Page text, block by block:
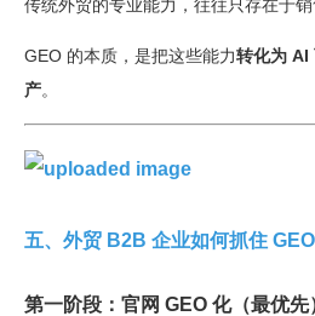
传统外贸的专业能力，往往只存在于销
GEO 的本质，是把这些能力转化为 AI
产。
五、外贸 B2B 企业如何抓住
第一阶段：官网 GEO 化（最优先